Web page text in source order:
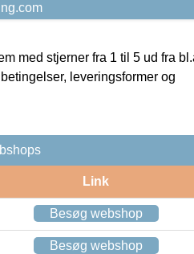
med stjerner fra 1 til 5 ud fra
leveringsformer og
Link
Besøg webshop
Besøg webshop